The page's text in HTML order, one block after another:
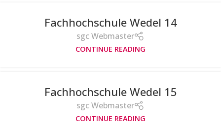
Fachhochschule Wedel 14
sgc Webmaster
CONTINUE READING
Fachhochschule Wedel 15
sgc Webmaster
CONTINUE READING